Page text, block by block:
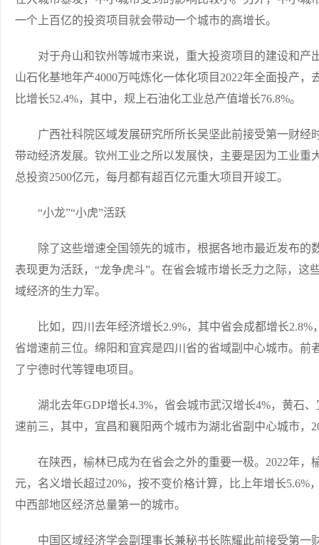
一个上百亿的投资项目就会带动一个城市的高增长。
对于舟山和钦州等城市来说，重大投资项目的建设和产
山石化基地年产4000万吨炼化一体化项目2022年全面投产，
比增长52.4%，其中，规上石油化工业总产值增长76.8%。
广西社科院区域发展研究所所长吴坚此前接受第一财经
带动经济发展。钦州工业之所以发展快，主要是因为工业重
总投资2500亿元，每月都有超百亿元重大项目开竣工。
“小龙”“小虎”活跃
除了这些增速全国领先的城市，根据各地市最近发布的
表现更为活跃，“龙争虎斗”。在省会城市增长乏力之际，这
域经济的生力军。
比如，四川去年经济增长2.9%，其中省会成都增长2.8%
省增速前三位。绵阳和宜宾是四川省的省域副中心城市。
了宁德时代等锂电项目。
湖北去年GDP增长4.3%，省会城市武汉增长4%，黄石、
速前三，其中，宜昌和襄阳两个城市为湖北省副中心城市，
在陕西，榆林已成为在省会之外的重要一极。2022年，
元，名义增长超过20%，按不变价格计算，比上年增长
中西部地区经济总量第一的城市。
中国区域经济学会副理事长兼秘书长陈耀此前接受第一